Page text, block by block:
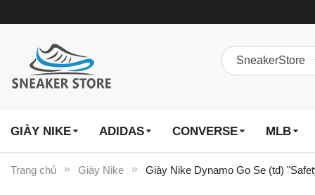
GIÀY NIKE ADIDAS CONVERSE MLB
Trang chủ Giày Nike Giày Nike Dynamo Go Se (td)